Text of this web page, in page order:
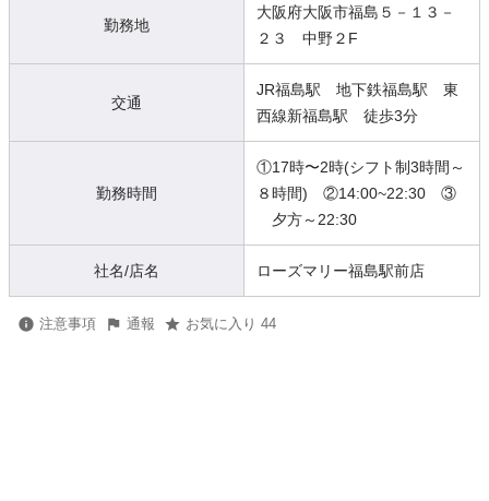
勤務地
大阪府大阪市福島５－１３－
２３ 中野２F
交通
JR福島駅 地下鉄福島駅 東
西線新福島駅 徒歩3分
勤務時間
①17時〜2時(シフト制3時間～
８時間) ②14:00~22:30 ③
夕方～22:30
社名/店名 ローズマリー福島駅前店
注意事項 通報 お気に入り 44